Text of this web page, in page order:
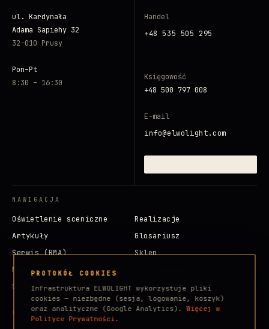
ul. Kardynała
Adama Sapiehy 32
32-010 Prusy
Pon–Pt
8:30 – 16:30
Handel
+48 535 505 295
Księgowość
+48 500 797 008
E-mail
info@elwolight.com
NAWIGACJA
Oświetlenie sceniczne
Realizacje
Artykuły
Glosariusz
Serwis (RMA)
Sklep
Marki
Strefa klienta
SOCIALE
PROTOKÓŁ COOKIES
Infrastruktura ELWOLIGHT wykorzystuje pliki
cookies — niezbędne (sesja, logowanie, koszyk)
oraz analityczne (Google Analytics).Więcej w
Polityce Prywatności.